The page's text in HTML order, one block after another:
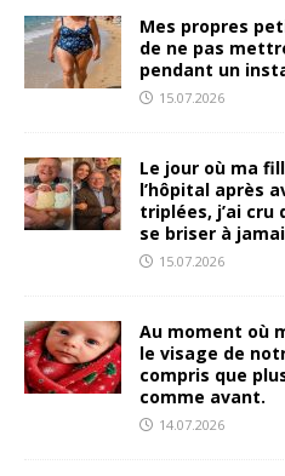
Mes propres
de ne pas
pendant un
15.07.2026
Le jour où ma
l’hôpital après
triplées, j’ai
se briser à
15.07.2026
Au moment où
le visage de
compris que
comme avant.
14.07.2026